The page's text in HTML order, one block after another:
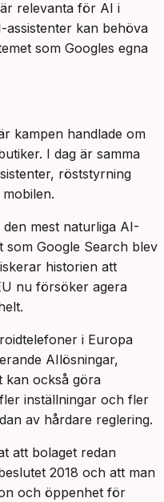
relevanta för AI i
kan behöva
som Googles egna
kampen handlade om
I dag är samma
röststyrning
mest naturliga AI-
som Google Search blev
historien att
nu försöker agera
i Europa
AIlösningar,
kan också göra
inställningar och fler
av hårdare reglering.
att bolaget redan
2018 och att man
och öppenhet för